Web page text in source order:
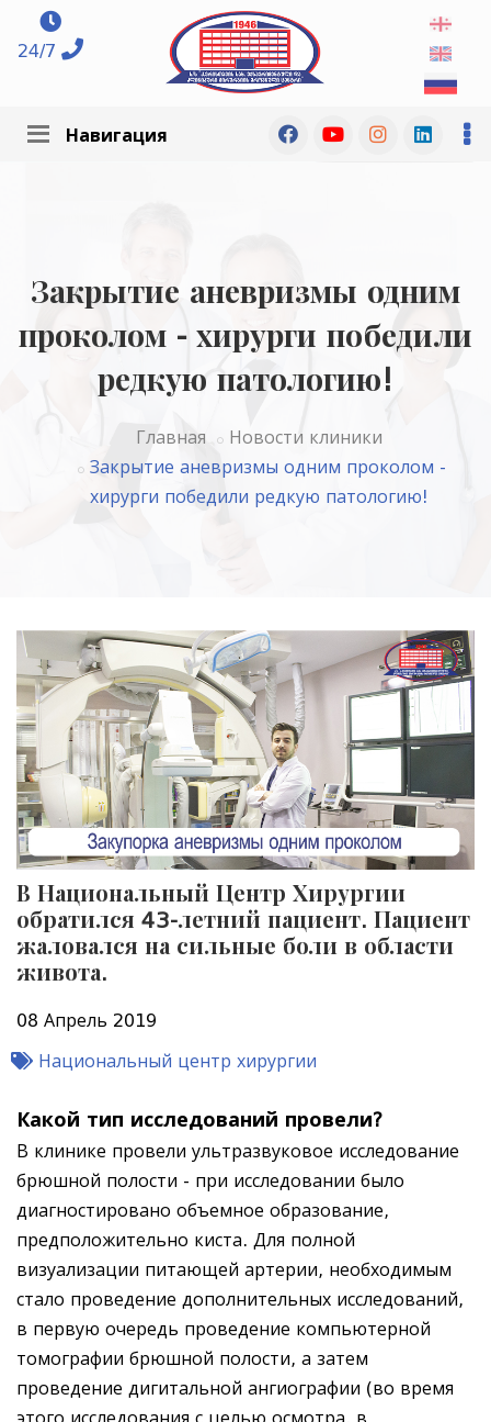
24/7
Навигация
Закрытие аневризмы одним
проколом - хирурги победили
редкую патологию!
Главная
Новости клиники
Закрытие аневризмы одним проколом -
хирурги победили редкую патологию!
В Национальный Центр Хирургии
обратился 43-летний пациент. Пациент
жаловался на сильные боли в области
живота.
08 Апрель 2019
Национальный центр хирургии
Какой тип исследований провели?
В клинике провели ультразвуковое исследование
брюшной полости - при исследовании было
диагностировано объемное образование,
предположительно киста. Для полной
визуализации питающей артерии, необходимым
стало проведение дополнительных исследований,
в первую очередь проведение компьютерной
томографии брюшной полости, а затем
проведение дигитальной ангиографии (во время